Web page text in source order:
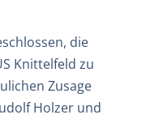
die
Knittelfeld zu
Zusage
Holzer und